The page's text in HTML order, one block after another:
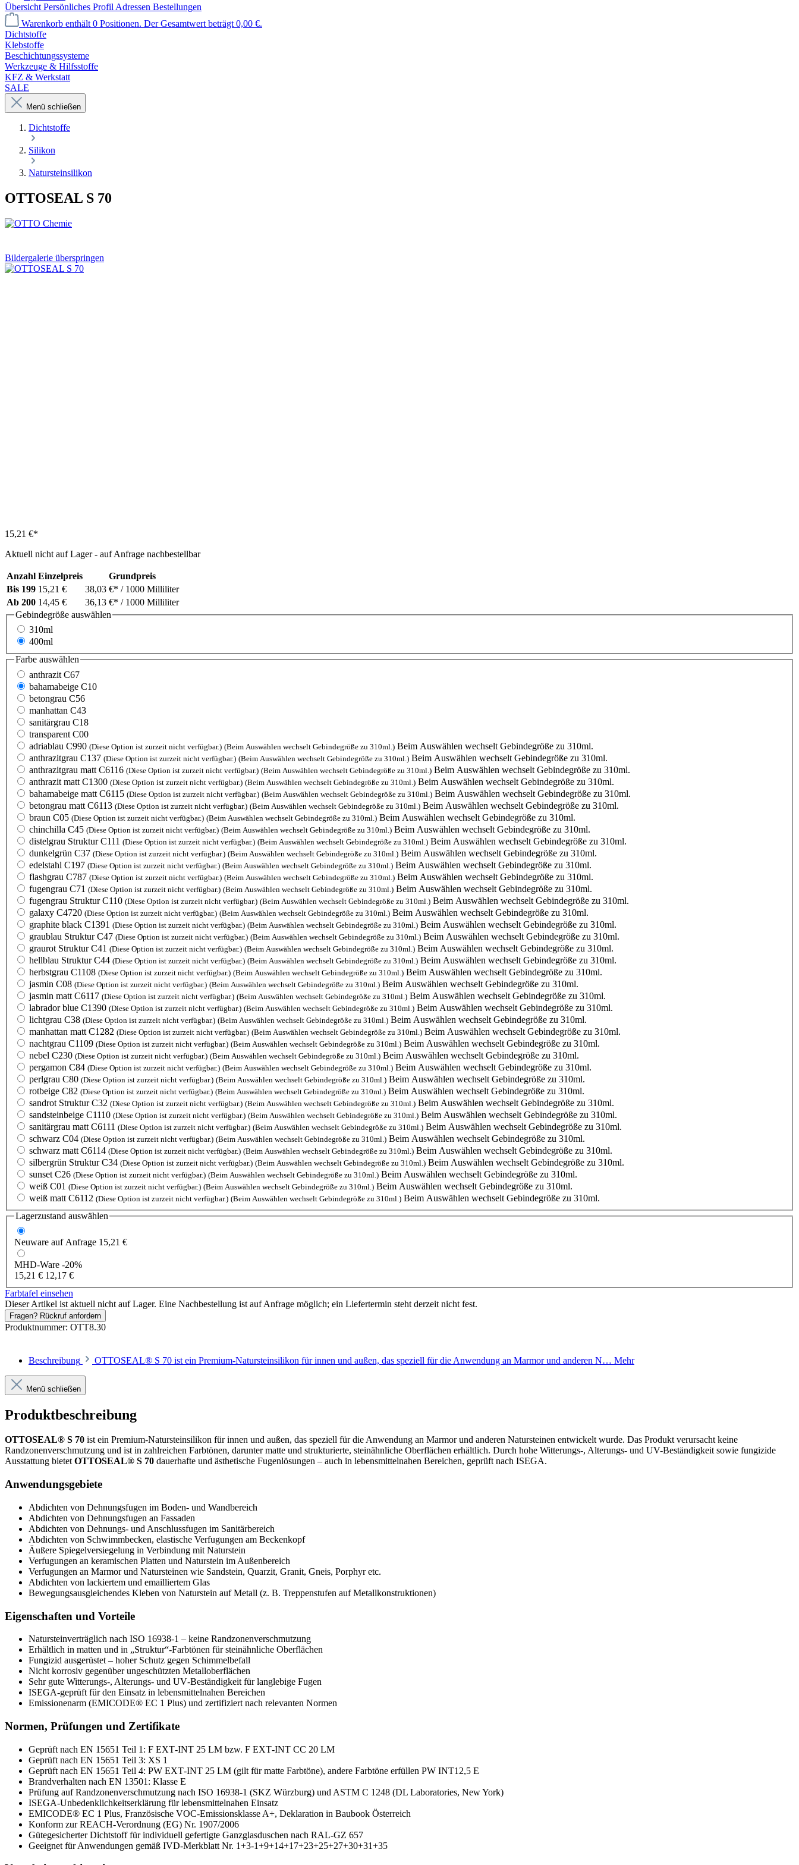
Übersicht Persönliches Profil Adressen Bestellungen
Warenkorb enthält 0 Positionen. Der Gesamtwert beträgt 0,00 €.
Dichtstoffe
Klebstoffe
Beschichtungssysteme
Werkzeuge & Hilfsstoffe
KFZ & Werkstatt
SALE
Menü schließen
Dichtstoffe
Silikon
Natursteinsilikon
OTTOSEAL S 70
Bildergalerie überspringen
15,21 €*
Aktuell nicht auf Lager - auf Anfrage nachbestellbar
Anzahl Einzelpreis
Grundpreis
Bis 199 15,21 € 38,03 €* / 1000 Milliliter
Ab 200 14,45 € 36,13 €* / 1000 Milliliter
Gebindegröße auswählen
310ml
400ml
Farbe auswählen
anthrazit C67
bahamabeige C10
betongrau C56
manhattan C43
sanitärgrau C18
transparent C00
adriablau C990 (Diese Option ist zurzeit nicht verfügbar.) (Beim Auswählen wechselt Gebindegröße zu 310ml.) Beim Auswählen wechselt Gebindegröße zu 310ml.
anthrazitgrau C137 (Diese Option ist zurzeit nicht verfügbar.) (Beim Auswählen wechselt Gebindegröße zu 310ml.) Beim Auswählen wechselt Gebindegröße zu 310ml.
anthrazitgrau matt C6116 (Diese Option ist zurzeit nicht verfügbar.) (Beim Auswählen wechselt Gebindegröße zu 310ml.) Beim Auswählen wechselt Gebindegröße zu 310ml.
anthrazit matt C1300 (Diese Option ist zurzeit nicht verfügbar.) (Beim Auswählen wechselt Gebindegröße zu 310ml.) Beim Auswählen wechselt Gebindegröße zu 310ml.
bahamabeige matt C6115 (Diese Option ist zurzeit nicht verfügbar.) (Beim Auswählen wechselt Gebindegröße zu 310ml.) Beim Auswählen wechselt Gebindegröße zu 310ml.
betongrau matt C6113 (Diese Option ist zurzeit nicht verfügbar.) (Beim Auswählen wechselt Gebindegröße zu 310ml.) Beim Auswählen wechselt Gebindegröße zu 310ml.
braun C05 (Diese Option ist zurzeit nicht verfügbar.) (Beim Auswählen wechselt Gebindegröße zu 310ml.) Beim Auswählen wechselt Gebindegröße zu 310ml.
chinchilla C45 (Diese Option ist zurzeit nicht verfügbar.) (Beim Auswählen wechselt Gebindegröße zu 310ml.) Beim Auswählen wechselt Gebindegröße zu 310ml.
distelgrau Struktur C111 (Diese Option ist zurzeit nicht verfügbar.) (Beim Auswählen wechselt Gebindegröße zu 310ml.) Beim Auswählen wechselt Gebindegröße zu 310ml.
dunkelgrün C37 (Diese Option ist zurzeit nicht verfügbar.) (Beim Auswählen wechselt Gebindegröße zu 310ml.) Beim Auswählen wechselt Gebindegröße zu 310ml.
edelstahl C197 (Diese Option ist zurzeit nicht verfügbar.) (Beim Auswählen wechselt Gebindegröße zu 310ml.) Beim Auswählen wechselt Gebindegröße zu 310ml.
flashgrau C787 (Diese Option ist zurzeit nicht verfügbar.) (Beim Auswählen wechselt Gebindegröße zu 310ml.) Beim Auswählen wechselt Gebindegröße zu 310ml.
fugengrau C71 (Diese Option ist zurzeit nicht verfügbar.) (Beim Auswählen wechselt Gebindegröße zu 310ml.) Beim Auswählen wechselt Gebindegröße zu 310ml.
fugengrau Struktur C110 (Diese Option ist zurzeit nicht verfügbar.) (Beim Auswählen wechselt Gebindegröße zu 310ml.) Beim Auswählen wechselt Gebindegröße zu 310ml.
galaxy C4720 (Diese Option ist zurzeit nicht verfügbar.) (Beim Auswählen wechselt Gebindegröße zu 310ml.) Beim Auswählen wechselt Gebindegröße zu 310ml.
graphite black C1391 (Diese Option ist zurzeit nicht verfügbar.) (Beim Auswählen wechselt Gebindegröße zu 310ml.) Beim Auswählen wechselt Gebindegröße zu 310ml.
graublau Struktur C47 (Diese Option ist zurzeit nicht verfügbar.) (Beim Auswählen wechselt Gebindegröße zu 310ml.) Beim Auswählen wechselt Gebindegröße zu 310ml.
graurot Struktur C41 (Diese Option ist zurzeit nicht verfügbar.) (Beim Auswählen wechselt Gebindegröße zu 310ml.) Beim Auswählen wechselt Gebindegröße zu 310ml.
hellblau Struktur C44 (Diese Option ist zurzeit nicht verfügbar.) (Beim Auswählen wechselt Gebindegröße zu 310ml.) Beim Auswählen wechselt Gebindegröße zu 310ml.
herbstgrau C1108 (Diese Option ist zurzeit nicht verfügbar.) (Beim Auswählen wechselt Gebindegröße zu 310ml.) Beim Auswählen wechselt Gebindegröße zu 310ml.
jasmin C08 (Diese Option ist zurzeit nicht verfügbar.) (Beim Auswählen wechselt Gebindegröße zu 310ml.) Beim Auswählen wechselt Gebindegröße zu 310ml.
jasmin matt C6117 (Diese Option ist zurzeit nicht verfügbar.) (Beim Auswählen wechselt Gebindegröße zu 310ml.) Beim Auswählen wechselt Gebindegröße zu 310ml.
labrador blue C1390 (Diese Option ist zurzeit nicht verfügbar.) (Beim Auswählen wechselt Gebindegröße zu 310ml.) Beim Auswählen wechselt Gebindegröße zu 310ml.
lichtgrau C38 (Diese Option ist zurzeit nicht verfügbar.) (Beim Auswählen wechselt Gebindegröße zu 310ml.) Beim Auswählen wechselt Gebindegröße zu 310ml.
manhattan matt C1282 (Diese Option ist zurzeit nicht verfügbar.) (Beim Auswählen wechselt Gebindegröße zu 310ml.) Beim Auswählen wechselt Gebindegröße zu 310ml.
nachtgrau C1109 (Diese Option ist zurzeit nicht verfügbar.) (Beim Auswählen wechselt Gebindegröße zu 310ml.) Beim Auswählen wechselt Gebindegröße zu 310ml.
nebel C230 (Diese Option ist zurzeit nicht verfügbar.) (Beim Auswählen wechselt Gebindegröße zu 310ml.) Beim Auswählen wechselt Gebindegröße zu 310ml.
pergamon C84 (Diese Option ist zurzeit nicht verfügbar.) (Beim Auswählen wechselt Gebindegröße zu 310ml.) Beim Auswählen wechselt Gebindegröße zu 310ml.
perlgrau C80 (Diese Option ist zurzeit nicht verfügbar.) (Beim Auswählen wechselt Gebindegröße zu 310ml.) Beim Auswählen wechselt Gebindegröße zu 310ml.
rotbeige C82 (Diese Option ist zurzeit nicht verfügbar.) (Beim Auswählen wechselt Gebindegröße zu 310ml.) Beim Auswählen wechselt Gebindegröße zu 310ml.
sandrot Struktur C32 (Diese Option ist zurzeit nicht verfügbar.) (Beim Auswählen wechselt Gebindegröße zu 310ml.) Beim Auswählen wechselt Gebindegröße zu 310ml.
sandsteinbeige C1110 (Diese Option ist zurzeit nicht verfügbar.) (Beim Auswählen wechselt Gebindegröße zu 310ml.) Beim Auswählen wechselt Gebindegröße zu 310ml.
sanitärgrau matt C6111 (Diese Option ist zurzeit nicht verfügbar.) (Beim Auswählen wechselt Gebindegröße zu 310ml.) Beim Auswählen wechselt Gebindegröße zu 310ml.
schwarz C04 (Diese Option ist zurzeit nicht verfügbar.) (Beim Auswählen wechselt Gebindegröße zu 310ml.) Beim Auswählen wechselt Gebindegröße zu 310ml.
schwarz matt C6114 (Diese Option ist zurzeit nicht verfügbar.) (Beim Auswählen wechselt Gebindegröße zu 310ml.) Beim Auswählen wechselt Gebindegröße zu 310ml.
silbergrün Struktur C34 (Diese Option ist zurzeit nicht verfügbar.) (Beim Auswählen wechselt Gebindegröße zu 310ml.) Beim Auswählen wechselt Gebindegröße zu 310ml.
sunset C26 (Diese Option ist zurzeit nicht verfügbar.) (Beim Auswählen wechselt Gebindegröße zu 310ml.) Beim Auswählen wechselt Gebindegröße zu 310ml.
weiß C01 (Diese Option ist zurzeit nicht verfügbar.) (Beim Auswählen wechselt Gebindegröße zu 310ml.) Beim Auswählen wechselt Gebindegröße zu 310ml.
weiß matt C6112 (Diese Option ist zurzeit nicht verfügbar.) (Beim Auswählen wechselt Gebindegröße zu 310ml.) Beim Auswählen wechselt Gebindegröße zu 310ml.
Lagerzustand auswählen
Neuware auf Anfrage 15,21 €
MHD-Ware -20%
15,21 € 12,17 €
Farbtafel einsehen
Dieser Artikel ist aktuell nicht auf Lager. Eine Nachbestellung ist auf Anfrage möglich; ein Liefertermin steht derzeit nicht fest.
Fragen? Rückruf anfordern
Produktnummer: OTT8.30
Beschreibung OTTOSEAL® S 70 ist ein Premium-Natursteinsilikon für innen und außen, das speziell für die Anwendung an Marmor und anderen N… Mehr
Menü schließen
Produktbeschreibung
OTTOSEAL® S 70 ist ein Premium-Natursteinsilikon für innen und außen, das speziell für die Anwendung an Marmor und anderen Natursteinen entwickelt wurde. Das Produkt verursacht keine
Randzonenverschmutzung und ist in zahlreichen Farbtönen, darunter matte und strukturierte, steinähnliche Oberflächen erhältlich. Durch hohe Witterungs-, Alterungs- und UV-Beständigkeit sowie fungizide
Ausstattung bietetOTTOSEAL® S 70 dauerhafte und ästhetische Fugenlösungen – auch in lebensmittelnahen Bereichen, geprüft nach ISEGA.
Anwendungsgebiete
Abdichten von Dehnungsfugen im Boden- und Wandbereich
Abdichten von Dehnungsfugen an Fassaden
Abdichten von Dehnungs- und Anschlussfugen im Sanitärbereich
Abdichten von Schwimmbecken, elastische Verfugungen am Beckenkopf
Äußere Spiegelversiegelung in Verbindung mit Naturstein
Verfugungen an keramischen Platten und Naturstein im Außenbereich
Verfugungen an Marmor und Natursteinen wie Sandstein, Quarzit, Granit, Gneis, Porphyr etc.
Abdichten von lackiertem und emailliertem Glas
Bewegungsausgleichendes Kleben von Naturstein auf Metall (z. B. Treppenstufen auf Metallkonstruktionen)
Eigenschaften und Vorteile
Natursteinverträglich nach ISO 16938‑1 – keine Randzonenverschmutzung
Erhältlich in matten und in „Struktur“-Farbtönen für steinähnliche Oberflächen
Fungizid ausgerüstet – hoher Schutz gegen Schimmelbefall
Nicht korrosiv gegenüber ungeschützten Metalloberflächen
Sehr gute Witterungs-, Alterungs- und UV‑Beständigkeit für langlebige Fugen
ISEGA-geprüft für den Einsatz in lebensmittelnahen Bereichen
Emissionenarm (EMICODE® EC 1 Plus) und zertifiziert nach relevanten Normen
Normen, Prüfungen und Zertifikate
Geprüft nach EN 15651 Teil 1: F EXT‑INT 25 LM bzw. F EXT‑INT CC 20 LM
Geprüft nach EN 15651 Teil 3: XS 1
Geprüft nach EN 15651 Teil 4: PW EXT‑INT 25 LM (gilt für matte Farbtöne), andere Farbtöne erfüllen PW INT12,5 E
Brandverhalten nach EN 13501: Klasse E
Prüfung auf Randzonenverschmutzung nach ISO 16938‑1 (SKZ Würzburg) und ASTM C 1248 (DL Laboratories, New York)
ISEGA‑Unbedenklichkeitserklärung für lebensmittelnahen Einsatz
EMICODE® EC 1 Plus, Französische VOC‑Emissionsklasse A+, Deklaration in Baubook Österreich
Konform zur REACH‑Verordnung (EG) Nr. 1907/2006
Gütegesicherter Dichtstoff für individuell gefertigte Ganzglasduschen nach RAL‑GZ 657
Geeignet für Anwendungen gemäß IVD‑Merkblatt Nr. 1+3‑1+9+14+17+23+25+27+30+31+35